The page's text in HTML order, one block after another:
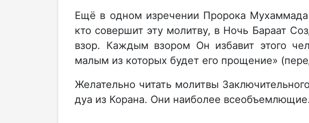
Ещё в одном изречении Пророка Мухаммада
кто совершит эту молитву, в Ночь Бараат
взор. Каждым взором Он избавит этого
малым из которых будет его прощение»
Желательно читать молитвы
дуа из Корана. Они наиболее